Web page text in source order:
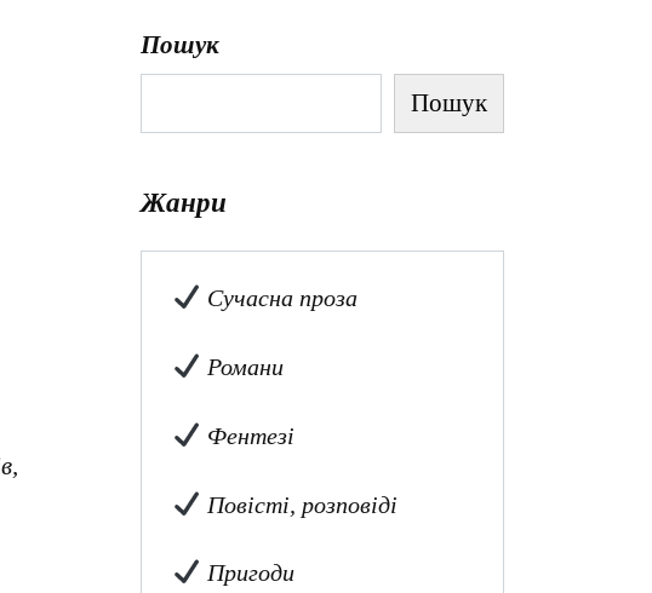
Пошук
Пошук
Жанри
Сучасна проза
Романи
Фентезі
Повісті, розповіді
Пригоди